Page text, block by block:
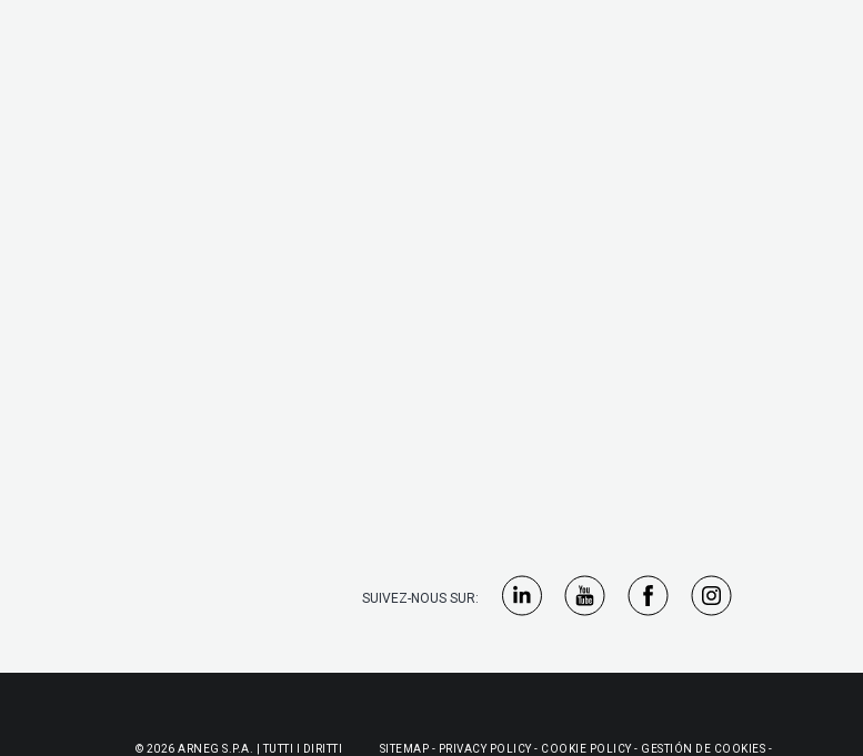
SUIVEZ-NOUS SUR:
© 2026 ARNEG S.P.A. | TUTTI I DIRITTI SITEMAP - PRIVACY POLICY- COOKIE POLICY- GESTIÓN DE COOKIES -